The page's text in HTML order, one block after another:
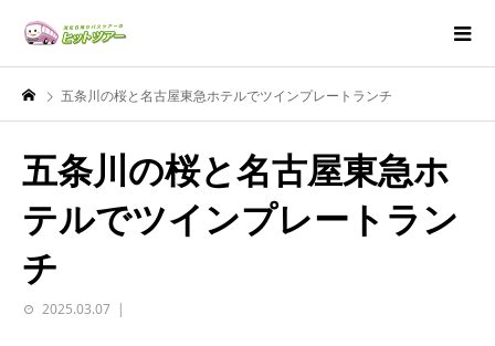
五条川の桜と名古屋東急ホテルでツインプレートランチ
五条川の桜と名古屋東急ホ
テルでツインプレートラン
チ
2025.03.07